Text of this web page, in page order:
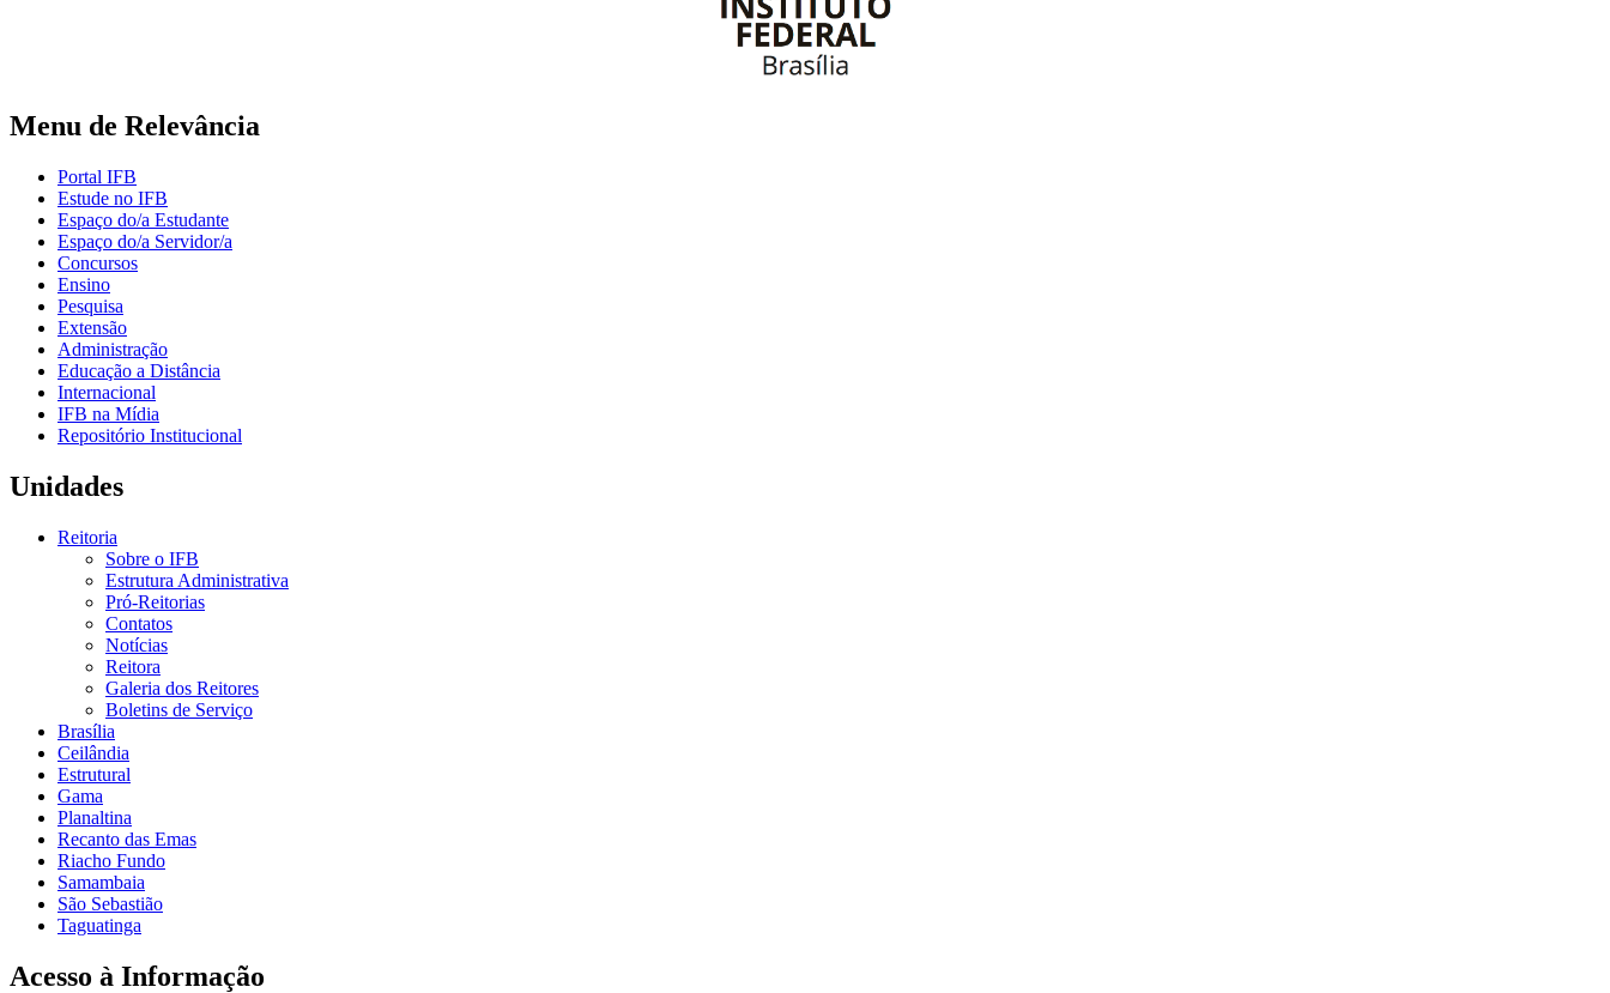
Menu de Relevância
Portal IFB
Estude no IFB
Espaço do/a Estudante
Espaço do/a Servidor/a
Concursos
Ensino
Pesquisa
Extensão
Administração
Educação a Distância
Internacional
IFB na Mídia
Repositório Institucional
Unidades
Reitoria
Sobre o IFB
Estrutura Administrativa
Pró-Reitorias
Contatos
Notícias
Reitora
Galeria dos Reitores
Boletins de Serviço
Brasília
Ceilândia
Estrutural
Gama
Planaltina
Recanto das Emas
Riacho Fundo
Samambaia
São Sebastião
Taguatinga
Acesso à Informação